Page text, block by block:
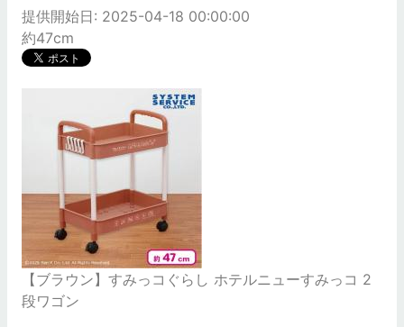
提供開始日: 2025-04-18 00:00:00
約47cm
【ブラウン】すみっコぐらし ホテルニューすみっコ 2
段ワゴン